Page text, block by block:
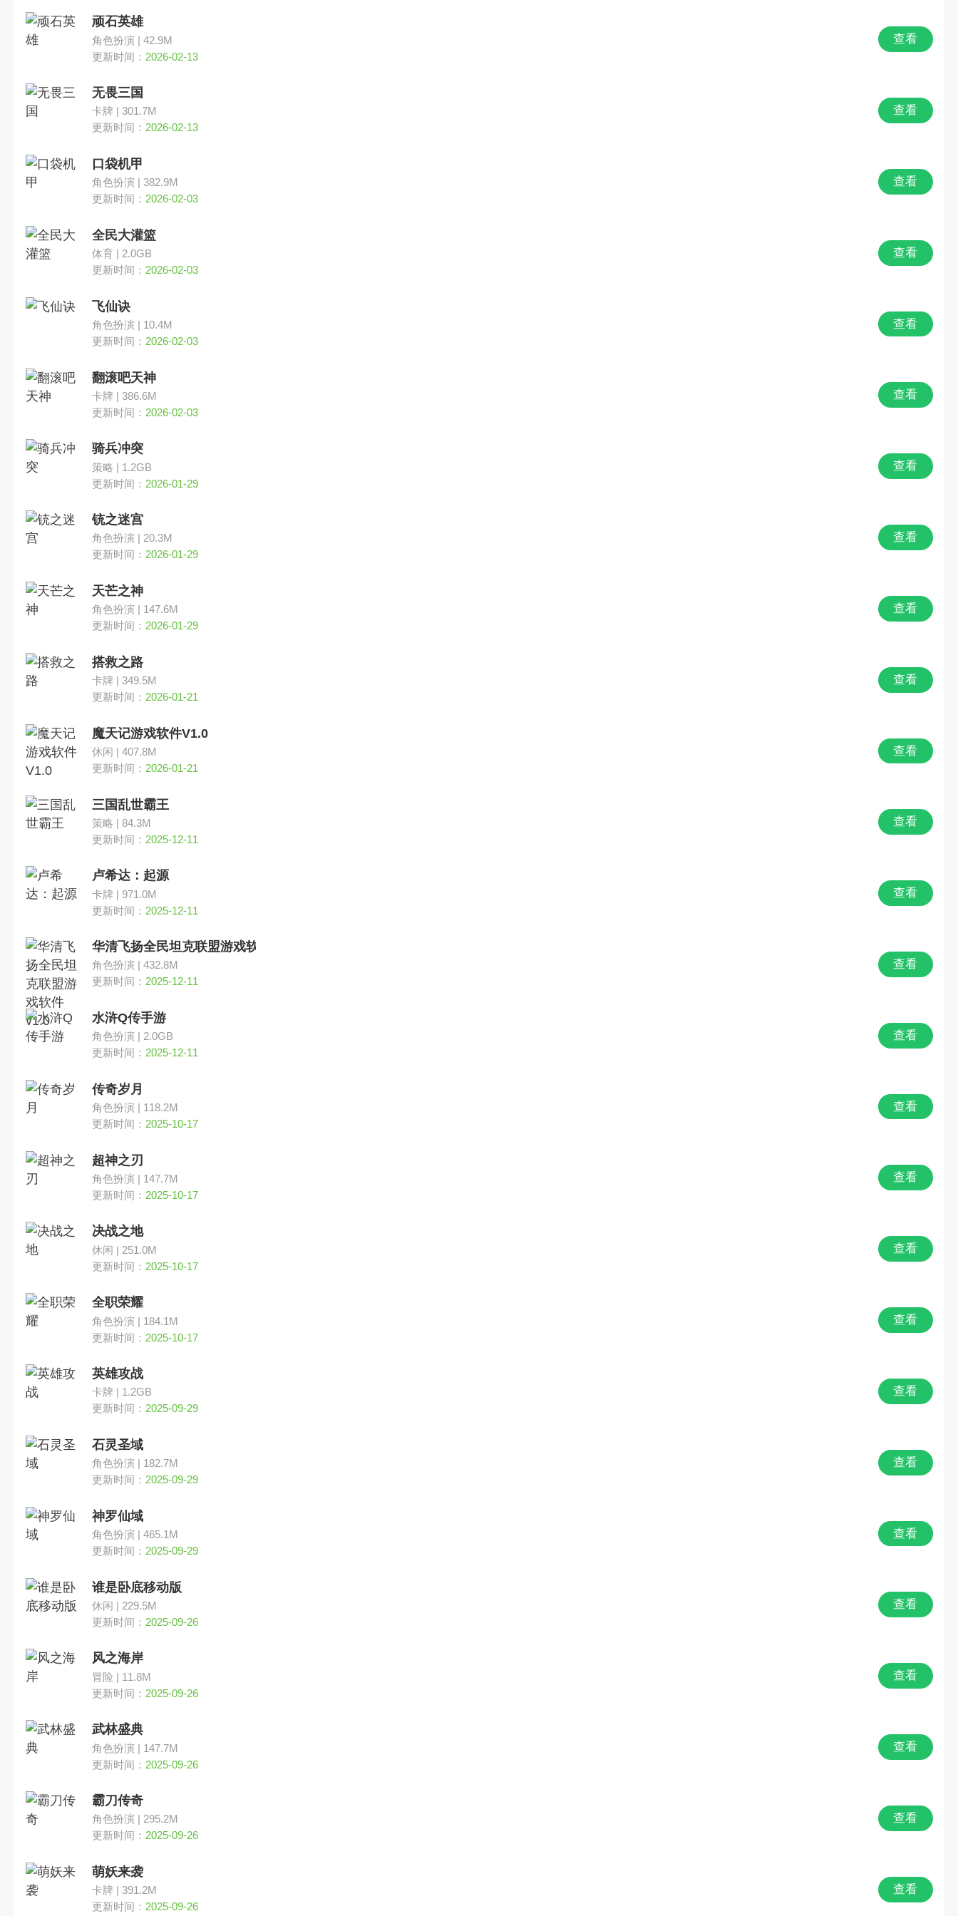
角色扮演
写实
顽石英雄
角色扮演 | 42.9M
更新时间： 2026-02-13
查看
无畏三国
卡牌 | 301.7M
更新时间： 2026-02-13
查看
口袋机甲
角色扮演 | 382.9M
更新时间： 2026-02-03
查看
全民大灌篮
体育 | 2.0GB
更新时间： 2026-02-03
查看
飞仙诀
角色扮演 | 10.4M
更新时间： 2026-02-03
查看
翻滚吧天神
卡牌 | 386.6M
更新时间： 2026-02-03
查看
骑兵冲突
策略 | 1.2GB
更新时间： 2026-01-29
查看
铳之迷宫
角色扮演 | 20.3M
更新时间： 2026-01-29
查看
天芒之神
角色扮演 | 147.6M
更新时间： 2026-01-29
查看
搭救之路
卡牌 | 349.5M
更新时间： 2026-01-21
查看
魔天记游戏软件V1.0
休闲 | 407.8M
更新时间： 2026-01-21
查看
三国乱世霸王
策略 | 84.3M
更新时间： 2025-12-11
查看
卢希达：起源
卡牌 | 971.0M
更新时间： 2025-12-11
查看
华清飞扬全民坦克联盟游戏软件v1.0
角色扮演 | 432.8M
更新时间： 2025-12-11
查看
水浒Q传手游
角色扮演 | 2.0GB
更新时间： 2025-12-11
查看
传奇岁月
角色扮演 | 118.2M
更新时间： 2025-10-17
查看
超神之刃
角色扮演 | 147.7M
更新时间： 2025-10-17
查看
决战之地
休闲 | 251.0M
更新时间： 2025-10-17
查看
全职荣耀
角色扮演 | 184.1M
更新时间： 2025-10-17
查看
英雄攻战
卡牌 | 1.2GB
更新时间： 2025-09-29
查看
石灵圣域
角色扮演 | 182.7M
更新时间： 2025-09-29
查看
神罗仙域
角色扮演 | 465.1M
更新时间： 2025-09-29
查看
谁是卧底移动版
休闲 | 229.5M
更新时间： 2025-09-26
查看
风之海岸
冒险 | 11.8M
更新时间： 2025-09-26
查看
武林盛典
角色扮演 | 147.7M
更新时间： 2025-09-26
查看
霸刀传奇
角色扮演 | 295.2M
更新时间： 2025-09-26
查看
萌妖来袭
卡牌 | 391.2M
更新时间： 2025-09-26
查看